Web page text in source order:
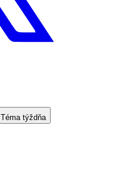
Téma týždňa